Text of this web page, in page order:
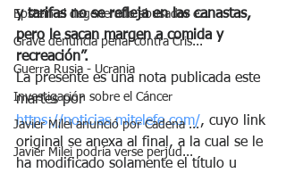
Epstein el degenerado abusador e...
Grave denuncia penal contra Cris...
Guerra Rusia - Ucrania
Investigación sobre el Cáncer
Javier Milei anunció por Cadena ...
Javier Milei podría verse perjud...
y tarifas no se refleja en las canastas,
pero le sacan margen a comida y
recreación”.
La presente es una nota publicada este
martes por
https://noticias.mitelefe.com/, cuyo link
original se anexa al final, a la cual se le
ha modificado solamente el título u